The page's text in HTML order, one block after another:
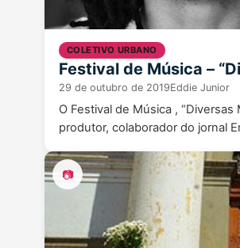
COLETIVO URBANO
Festival de Música –
29 de outubro de 2019Eddie Junior
O Festival de Música ,
produtor, colaborador do jornal
📷